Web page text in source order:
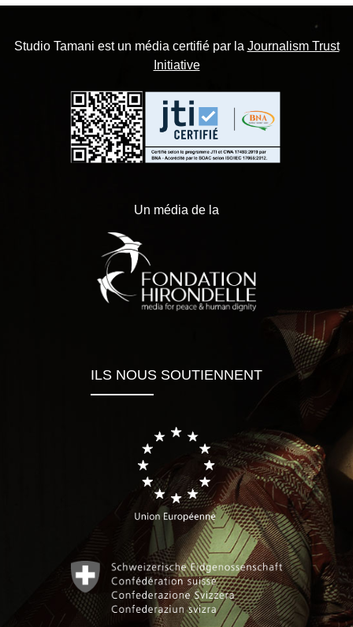
Studio Tamani est un média certifié par la Journalism Trust
Initiative
Un média de la
ILS NOUS SOUTIENNENT